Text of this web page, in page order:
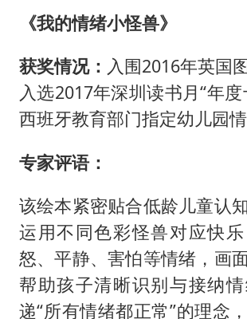
《我的情绪小怪兽》
获奖情况： 入围2016年英国
入选2017年深圳读书月“年度
西班牙教育部门指定幼儿园情
专家评语：
该绘本紧密贴合低龄儿童认
运用不同色彩怪兽对应快
怒、平静、害怕等情绪，画
帮助孩子清晰识别与接纳
递“所有情绪都正常”的理念